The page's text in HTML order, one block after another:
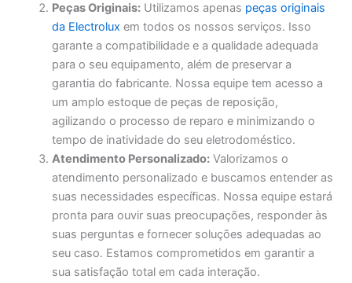
Peças Originais: Utilizamos apenas peças originais
da Electrolux em todos os nossos serviços. Isso
garante a compatibilidade e a qualidade adequada
para o seu equipamento, além de preservar a
garantia do fabricante. Nossa equipe tem acesso a
um amplo estoque de peças de reposição,
agilizando o processo de reparo e minimizando o
tempo de inatividade do seu eletrodoméstico.
Atendimento Personalizado: Valorizamos o
atendimento personalizado e buscamos entender as
suas necessidades específicas. Nossa equipe estará
pronta para ouvir suas preocupações, responder às
suas perguntas e fornecer soluções adequadas ao
seu caso. Estamos comprometidos em garantir a
sua satisfação total em cada interação.